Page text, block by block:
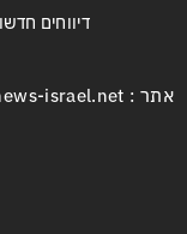
דיווחים
אתר : www.news-israel.net